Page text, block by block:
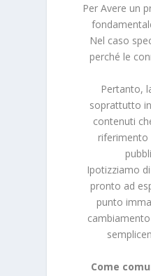
Per Avere un
Nel caso
perché le
Pertanto,
soprattutto
contenuti
riferimento
Ipotizziamo
pronto ad
punto
Come